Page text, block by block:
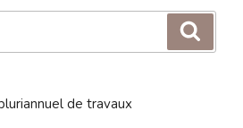
de travaux